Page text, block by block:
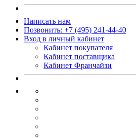
Написать нам
Позвонить: +7 (495) 241-44-40
Вход в личный кабинет
Кабинет покупателя
Кабинет поставщика
Кабинет Франчайзи